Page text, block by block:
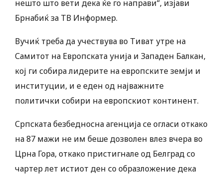
нешто што вети дека ќе го направи“, изјави
Брнабиќ за ТВ Информер.
Вучиќ треба да учествува во Тиват утре на
Самитот на Европската унија и Западен Балкан,
кој ги собира лидерите на европските земји и
институции, и е еден од најважните
политички собири на европскиот континент.
Српската безбедносна агенција се огласи откако
на 87 мажи не им беше дозволен влез вчера во
Црна Гора, откако пристигнале од Белград со
чартер лет истиот ден со образложение дека